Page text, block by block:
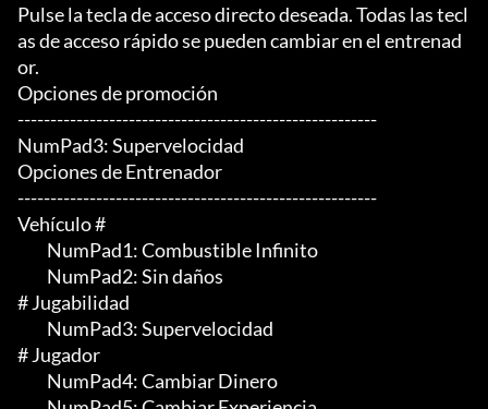
Pulse la tecla de acceso directo deseada. Todas las tecl
as de acceso rápido se pueden cambiar en el entrenad
or.
Opciones de promoción
-------------------------------------------------------
NumPad3: Supervelocidad
Opciones de Entrenador
-------------------------------------------------------
Vehículo #
# Jugabilidad
# Jugador